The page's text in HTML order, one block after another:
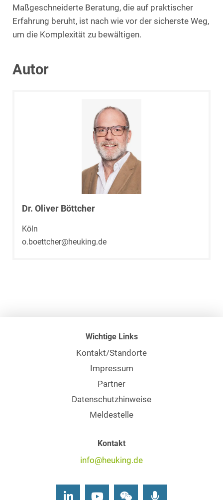
Maßgeschneiderte Beratung, die auf praktischer
Erfahrung beruht, ist nach wie vor der sicherste Weg,
um die Komplexität zu bewältigen.
Autor
Dr. Oliver Böttcher
Köln
o.boettcher@heuking.de
Wichtige Links
Kontakt/Standorte
Impressum
Partner
Datenschutzhinweise
Meldestelle
Kontakt
info@heuking.de